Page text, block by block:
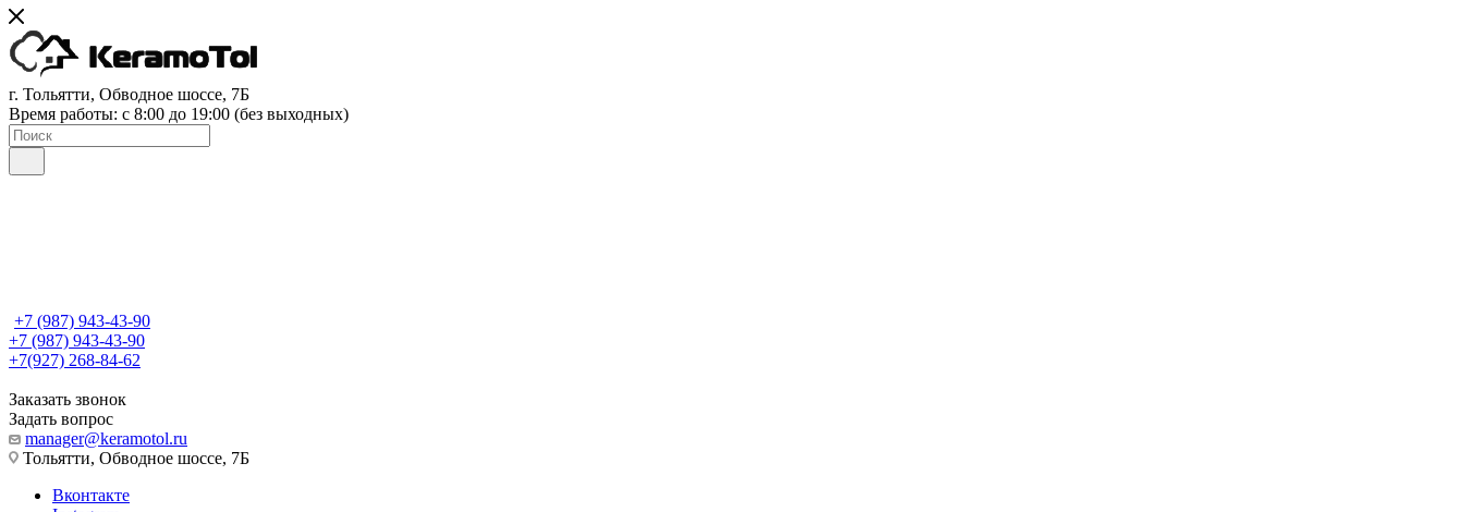
г. Тольятти, Обводное шоссе, 7Б
Время работы: c 8:00 до 19:00 (без выходных)
+7 (987) 943-43-90
+7 (987) 943-43-90
+7(927) 268-84-62
Заказать звонок
Задать вопрос
manager@keramotol.ru
Тольятти, Обводное шоссе, 7Б
Вконтакте